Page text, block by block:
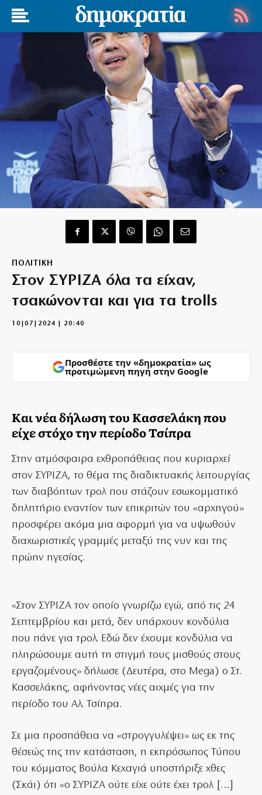
ΠΟΛΙΤΙΚΗ
Στον ΣΥΡΙΖΑ όλα τα είχαν,
τσακώνονται και για τα trolls
10|07|2024 | 20:40
Προσθέστε την «δημοκρατία» ως
προτιμώμενη πηγή στην Google
Και νέα δήλωση του Κασσελάκη που
είχε στόχο την περίοδο Τσίπρα
Στην ατμόσφαιρα εχθροπάθειας που κυριαρχεί
στον ΣΥΡΙΖΑ, το θέμα της διαδικτυακής λειτουργίας
των διαβόητων τρολ που στάζουν εσωκομματικό
δηλητήριο εναντίον των επικριτών του «αρχηγού»
προσφέρει ακόμα μια αφορμή για να υψωθούν
διαχωριστικές γραμμές μεταξύ της νυν και της
πρώην ηγεσίας.
«Στον ΣΥΡΙΖΑ τον οποίο γνωρίζω εγώ, από τις 24
Σεπτεμβρίου και μετά, δεν υπάρχουν κονδύλια
που πάνε για τρολ. Εδώ δεν έχουμε κονδύλια να
πληρώσουμε αυτή τη στιγμή τους μισθούς στους
εργαζομένους» δήλωσε (Δευτέρα, στο Mega) ο Στ.
Κασσελάκης, αφήνοντας νέες αιχμές για την
περίοδο του Αλ. Τσίπρα.
Σε μια προσπάθεια να «στρογγυλέψει» ως εκ της
θέσεώς της την κατάσταση, η εκπρόσωπος Τύπου
του κόμματος Βούλα Κεχαγιά υποστήριξε χθες
(Σκάι) ότι «ο ΣΥΡΙΖΑ ούτε είχε ούτε έχει τρολ […]